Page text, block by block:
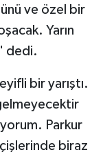
ve özel bir
Yarın
dedi.
bir yarıştı.
Parkur
biraz